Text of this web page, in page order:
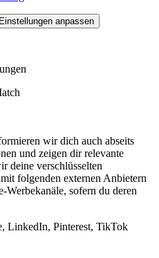
Einstellungen anpassen
wir dich auch abseits
und zeigen dir relevante
deine verschlüsselten
folgenden externen Anbietern
Werbekanäle, sofern du deren
LinkedIn, Pinterest, TikTok